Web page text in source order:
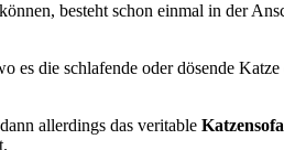
besteht schon einmal in der
die schlafende oder dösende
allerdings das veritable Katzensofa